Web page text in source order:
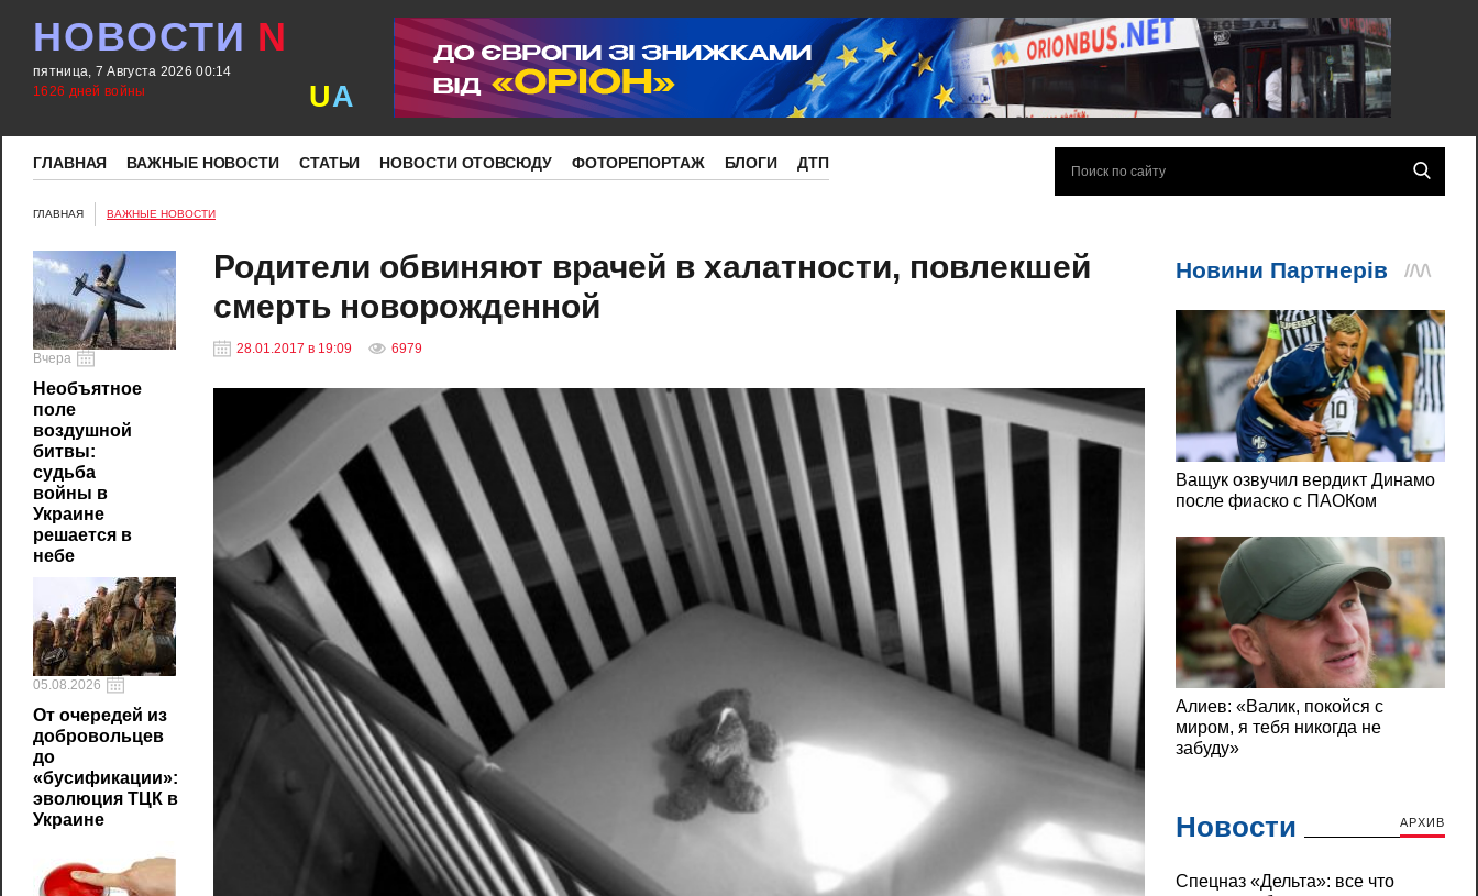
НОВОСТИ N
пятница, 7 Августа 2026 00:14
1626 дней войны
UA
ГЛАВНАЯ ВАЖНЫЕ НОВОСТИ СТАТЬИ НОВОСТИ ОТОВСЮДУ ФОТОРЕПОРТАЖ БЛОГИ ДТП
ГЛАВНАЯ ВАЖНЫЕ НОВОСТИ
Вчера
Необъятное
поле
воздушной
битвы:
судьба
войны в
Украине
решается в
небе
05.08.2026
От очередей из
добровольцев
до
«бусификации»:
эволюция ТЦК в
Украине
Родители обвиняют врачей в халатности, повлекшей
смерть новорожденной
28.01.2017 в 19:09 6979
Новости АРХИВ
Cпецназ «Дельта»: все что